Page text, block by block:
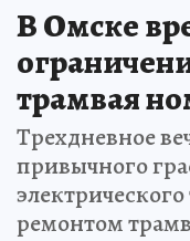
В Омске
трамвая
Трехдневное
привычного
ремонтом